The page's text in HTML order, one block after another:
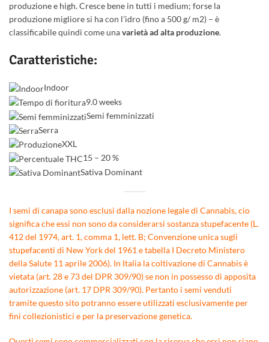
produzione e high. Cresce bene in tutti i medium; forse la
produzione migliore si ha con l’idro (fino a 500 g/ m2) – è
classificabile quindi come unavarietà ad alta produzione.
Caratteristiche:
Indoor
9.0 weeks
Semi femminizzati
Serra
XXL
15 – 20 %
Sativa Dominant
I semi di canapa sono esclusi dalla nozione legale di Cannabis, cio
significa che essi non sono da considerarsi sostanza stupefacente (L.
412 del 1974, art. 1, comma 1, lett. B; Convenzione unica sugli
stupefacenti di New York del 1961 e tabella I Decreto Ministero
della Salute 11 aprile 2006). In Italia la coltivazione di Cannabis è
vietata (art. 28 e 73 del DPR 309/90) se non in possesso di apposita
autorizzazione (art. 17 DPR 309/90). Pertanto i semi venduti
tramite questo sito potranno essere utilizzati esclusivamente per
fini collezionistici e per la preservazione genetica.